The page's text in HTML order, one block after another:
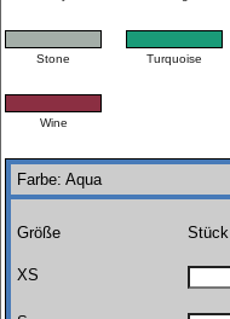
Stone Turquoise
Wine
Farbe: Aqua
Größe Stück
XS